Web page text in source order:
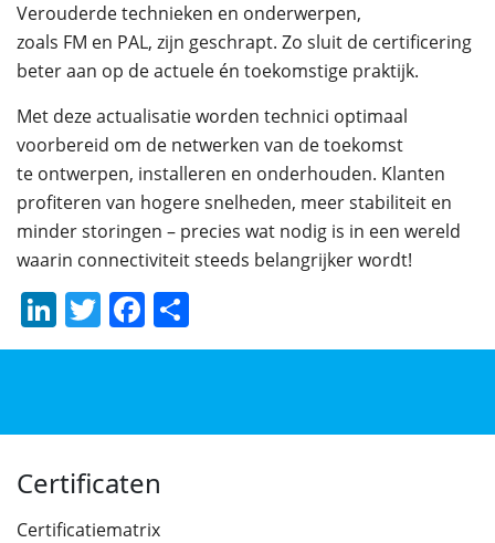
Verouderde technieken en onderwerpen,
zoals FM en PAL, zijn geschrapt. Zo sluit de certificering
beter aan op de actuele én toekomstige praktijk.
Met deze actualisatie worden technici optimaal
voorbereid om de netwerken van de toekomst
te ontwerpen, installeren en onderhouden. Klanten
profiteren van hogere snelheden, meer stabiliteit en
minder storingen – precies wat nodig is in een wereld
waarin connectiviteit steeds belangrijker wordt!
LinkedIn
TwitterFacebook
Certificaten
Certificatiematrix